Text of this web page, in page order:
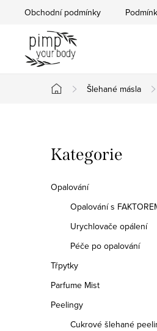
Obchodní podmínky
Domů
Šlehané másla
o
s
a
n
n
Přeskočit
kategorie
Kategorie
Opalování
Opalování s
Urychlovače opálení
Péče po opalování
Třpytky
Parfume Mist
Peelingy
Cukrové šlehané